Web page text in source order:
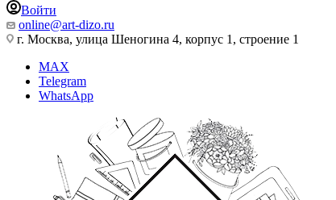
Войти
online@art-dizo.ru
г. Москва, улица Шеногина 4, корпус 1, строение 1
MAX
Telegram
WhatsApp